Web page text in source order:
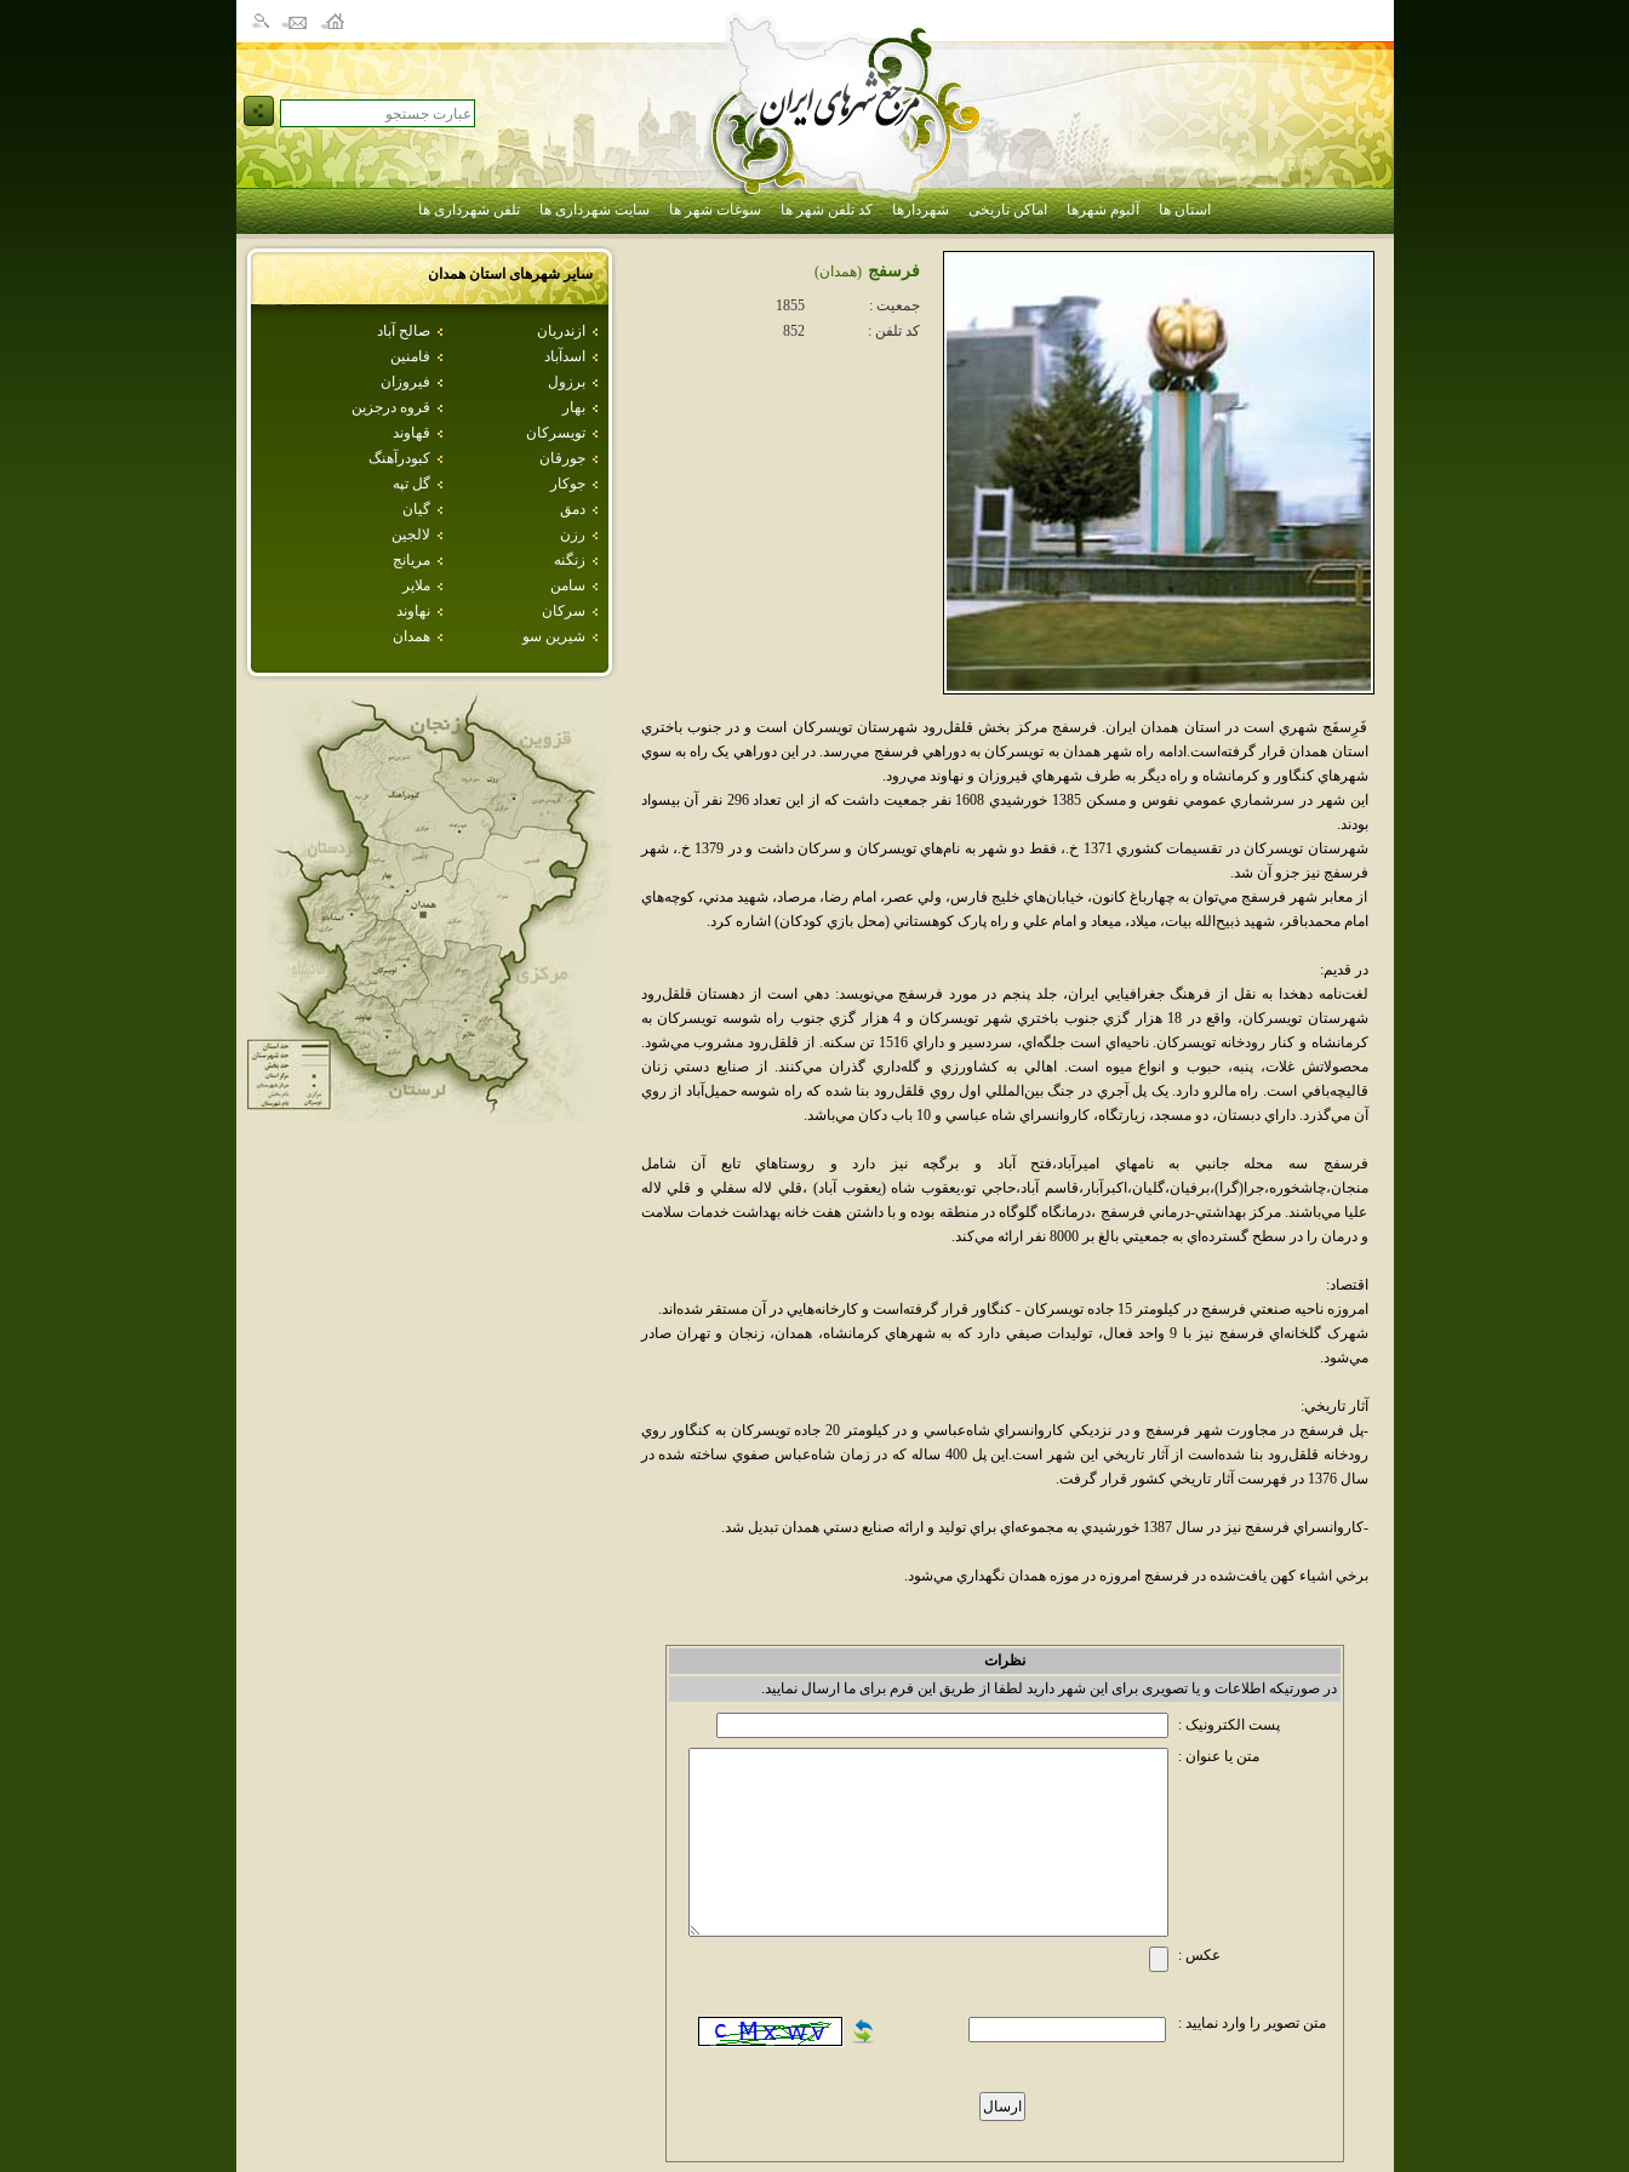
استان ها آلبوم شهرها اماکن تاریخی شهردارها کد تلفن شهر ها سوغات شهر ها سایت شهرداری ها تلفن شهرداری ها
سایر شهرهای استانهمدان
ازندريان
صالح آباد
اسدآباد
فامنين
برزول
فيروزان
بهار
قروه درجزين
تويسركان
قهاوند
جورقان
كبودرآهنگ
جوكار
گل تپه
دمق
گيان
رزن
لالجين
زنگنه
مريانج
سامن
ملاير
سركان
نهاوند
شيرين سو
همدان
فرسفج (همدان)
جمعیت :
1855
کد تلفن :
852
فَرِسفَج شهري است در استان همدان ايران. فرسفج مرکز بخش قلقل‌رود شهرستان تويسرکان است و در جنوب باختري
استان همدان قرار گرفته‌است.ادامه راه شهر همدان به تويسرکان به دوراهي فرسفج مي‌رسد. در اين دوراهي يک راه به سوي
شهرهاي کنگاور و کرمانشاه و راه ديگر به طرف شهرهاي فيروزان و نهاوند مي‌رود.
اين شهر در سرشماري عمومي نفوس و مسکن 1385 خورشيدي 1608 نفر جمعيت داشت که از اين تعداد 296 نفر آن بيسواد
بودند.
شهرستان تويسرکان در تقسيمات کشوري 1371 خ.، فقط دو شهر به نام‌هاي تويسرکان و سرکان داشت و در 1379 خ.، شهر
فرسفج نيز جزو آن شد.
از معابر شهر فرسفج مي‌توان به چهارباغ کانون، خيابان‌هاي خليج فارس، ولي عصر، امام رضا، مرصاد، شهيد مدني، کوچه‌هاي
امام محمدباقر، شهيد ذبيح‌الله بيات، ميلاد، ميعاد و امام علي و راه پارک کوهستاني (محل بازي کودکان) اشاره کرد.
در قديم:
لغت‌نامه دهخدا به نقل از فرهنگ جغرافيايي ايران، جلد پنجم در مورد فرسفج مي‌نويسد: دهي است از دهستان قلقل‌رود
شهرستان تويسرکان، واقع در 18 هزار گزي جنوب باختري شهر تويسرکان و 4 هزار گزي جنوب راه شوسه تويسرکان به
کرمانشاه و کنار رودخانه تويسرکان. ناحيه‌اي است جلگه‌اي، سردسير و داراي 1516 تن سکنه. از قلقل‌رود مشروب مي‌شود.
محصولاتش غلات، پنبه، حبوب و انواع ميوه است. اهالي به کشاورزي و گله‌داري گذران مي‌کنند. از صنايع دستي زنان
قاليچه‌بافي است. راه مالرو دارد. يک پل آجري در جنگ بين‌المللي اول روي قلقل‌رود بنا شده که راه شوسه حميل‌آباد از روي
آن مي‌گذرد. داراي دبستان، دو مسجد، زيارتگاه، کاروانسراي شاه عباسي و 10 باب دکان مي‌باشد.
فرسفج سه محله جانبي به نامهاي اميرآباد،فتح آباد و برگچه نيز دارد و روستاهاي تابع آن شامل
منجان،چاشخوره،جرا(گرا)،برفيان،گليان،اکبرآبار،قاسم آباد،حاجي تو،يعقوب شاه (يعقوب آباد) ،قلي لاله سفلي و قلي لاله
عليا مي‌باشند. مرکز بهداشتي-درماني فرسفج ،درمانگاه گلوگاه در منطقه بوده و با داشتن هفت خانه بهداشت خدمات سلامت
و درمان را در سطح گسترده‌اي به جمعيتي بالغ بر 8000 نفر ارائه مي‌کند.
اقتصاد:
امروزه ناحيه صنعتي فرسفج در کيلومتر 15 جاده تويسرکان - کنگاور قرار گرفته‌است و کارخانه‌هايي در آن مستقر شده‌اند.
شهرک گلخانه‌اي فرسفج نيز با 9 واحد فعال، توليدات صيفي دارد که به شهرهاي کرمانشاه، همدان، زنجان و تهران صادر
مي‌شود.
آثار تاريخي:
-پل فرسفج در مجاورت شهر فرسفج و در نزديکي کاروانسراي شاه‌عباسي و در کيلومتر 20 جاده تويسرکان به کنگاور روي
رودخانه قلقل‌رود بنا شده‌است از آثار تاريخي اين شهر است.اين پل 400 ساله که در زمان شاه‌عباس صفوي ساخته شده در
سال 1376 در فهرست آثار تاريخي کشور قرار گرفت.
-کاروانسراي فرسفج نيز در سال 1387 خورشيدي به مجموعه‌اي براي توليد و ارائه صنايع دستي همدان تبديل شد.
برخي اشياء کهن يافت‌شده در فرسفج امروزه در موزه همدان نگهداري مي‌شود.
نظرات
در صورتیکه اطلاعات و یا تصویری برای این شهر دارید لطفا از طریق این فرم برای ما ارسال نمایید.
پست الکترونیک :
متن یا عنوان :
عکس :
متن تصویر را وارد نمایید :